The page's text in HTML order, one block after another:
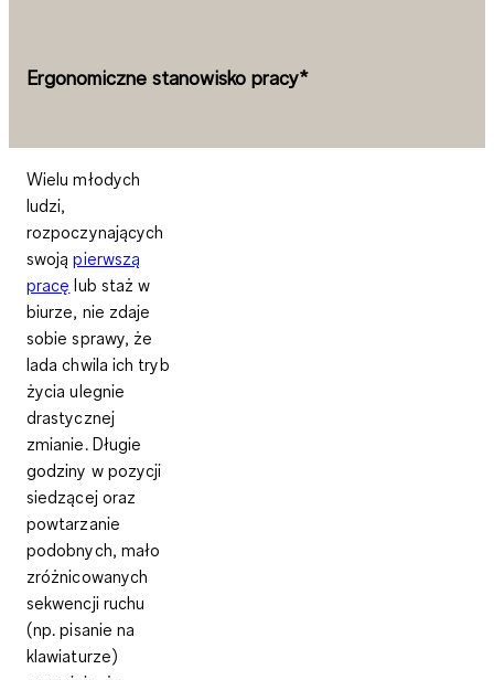
Ergonomiczne stanowisko pracy*
Wielu młodych
ludzi,
rozpoczynających
swojąpierwszą
pracę lub staż w
biurze, nie zdaje
sobie sprawy, że
lada chwila ich tryb
życia ulegnie
drastycznej
zmianie. Długie
godziny w pozycji
siedzącej oraz
powtarzanie
podobnych, mało
zróżnicowanych
sekwencji ruchu
(np. pisanie na
klawiaturze)